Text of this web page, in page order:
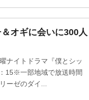
オギに会いに300人
ナイトドラマ『僕とシッ
15※一部地域で放送時間
ーゼのダイ...